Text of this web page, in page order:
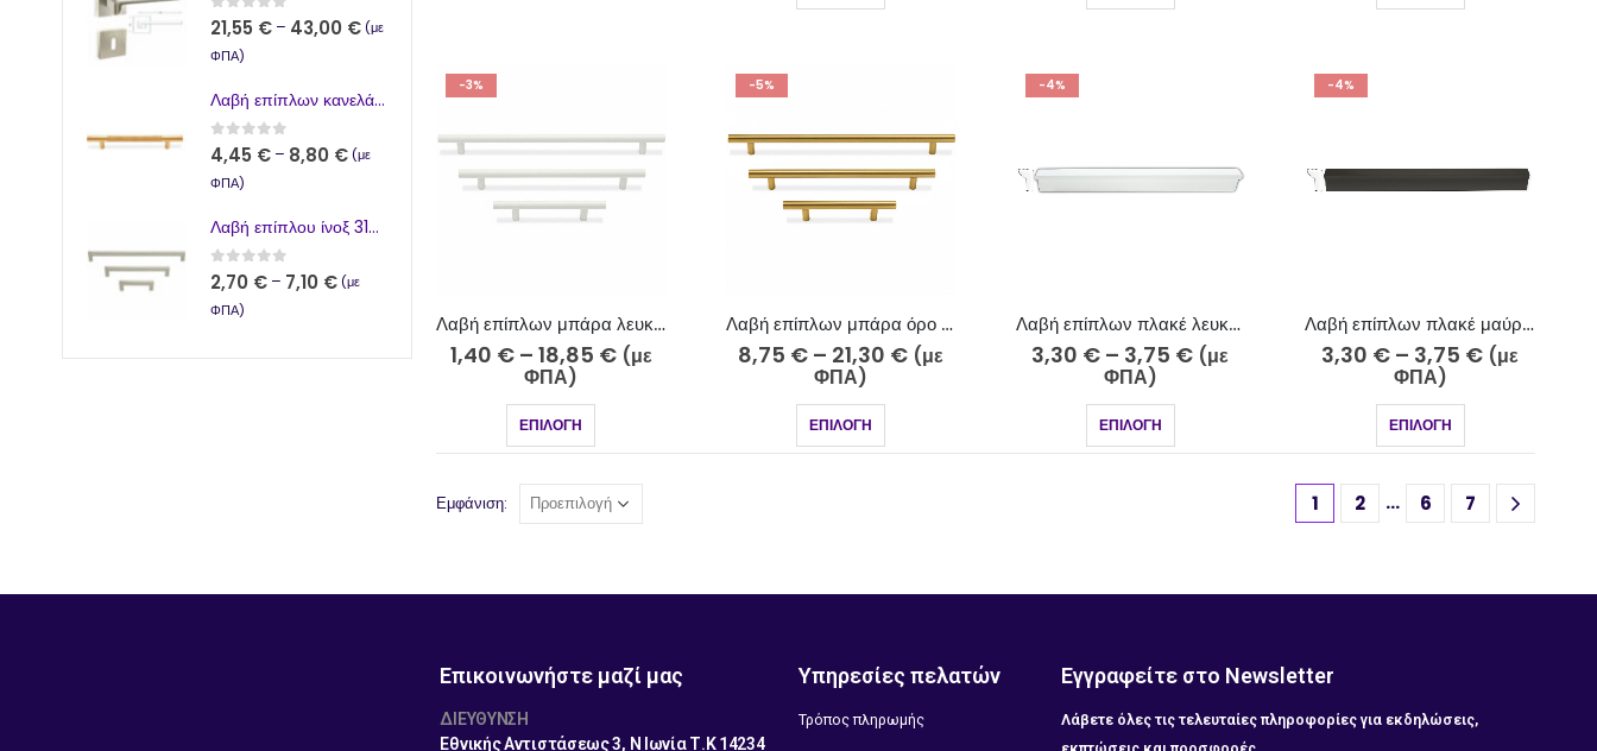
-3%
Λαβή επίπλων μπάρα λευκό 726-3 Φ12
1,40 € – 18,85 € (με
ΦΠΑ)
ΕΠΙΛΟΓΉ
-5%
Λαβή επίπλων μπάρα όρο ματ 726-15 Φ12
8,75 € – 21,30 € (με
ΦΠΑ)
ΕΠΙΛΟΓΉ
-4%
Λαβή επίπλων πλακέ λευκό 719-3
3,30 € – 3,75 € (με
ΦΠΑ)
ΕΠΙΛΟΓΉ
-4%
Λαβή επίπλων πλακέ μαύρο ματ 719-7
3,30 € – 3,75 € (με
ΦΠΑ)
ΕΠΙΛΟΓΉ
Εμφάνιση: 1 2 … 6 7
0από 5
21,55 € – 43,00 € (με
ΦΠΑ)
Λαβή επίπλων κανελάζ Χρυσό Ματ 730-01
0 από 5
4,45 € – 8,80 € (με
ΦΠΑ)
Λαβή επίπλου ίνοξ 312-13 12x12
0 από 5
2,70 € – 7,10 € (με
ΦΠΑ)
Επικοινωνήστε μαζί μας
ΔΙΕΎΘΥΝΣΗ
Εθνικής Αντιστάσεως 3, Ν Ιωνία Τ.Κ 14234
Υπηρεσίες πελατών
Τρόπος πληρωμής
Εγγραφείτε στο Newsletter
Λάβετε όλες τις τελευταίες πληροφορίες για εκδηλώσεις,